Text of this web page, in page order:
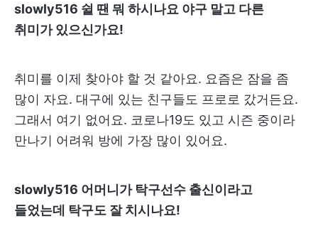
slowly516 쉴 땐 뭐 하시나요 야구 말고 다른
취미가 있으신가요!
취미를 이제 찾아야 할 것 같아요. 요즘은 잠을 좀
많이 자요. 대구에 있는 친구들도 프로로 갔거든요.
그래서 여기 없어요. 코로나19도 있고 시즌 중이라
만나기 어려워 방에 가장 많이 있어요.
slowly516 어머니가 탁구선수 출신이라고
들었는데 탁구도 잘 치시나요!